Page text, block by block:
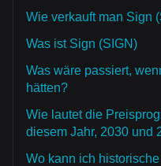
Wie verkauft man Sign
Was ist Sign (SIGN)
Was wäre passiert,
hätten?
Wie lautet die
diesem Jahr, 2030 und
Wo kann ich